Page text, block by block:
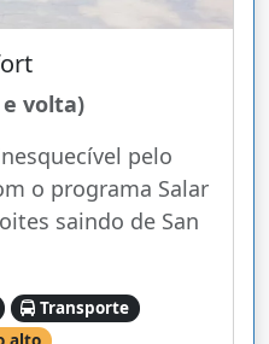
volta)
pelo
o programa Salar
saindo de San
Transporte